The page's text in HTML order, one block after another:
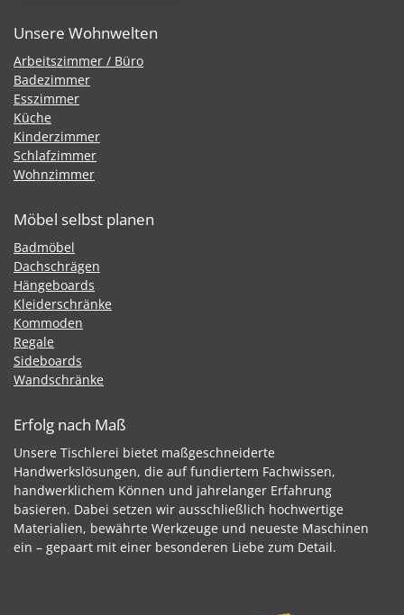
Unsere Wohnwelten
Arbeitszimmer / Büro
Badezimmer
Esszimmer
Küche
Kinderzimmer
Schlafzimmer
Wohnzimmer
Möbel selbst planen
Badmöbel
Dachschrägen
Hängeboards
Kleiderschränke
Kommoden
Regale
Sideboards
Wandschränke
Erfolg nach Maß
Unsere Tischlerei bietet maßgeschneiderte
Handwerkslösungen, die auf fundiertem Fachwissen,
handwerklichem Können und jahrelanger Erfahrung
basieren. Dabei setzen wir ausschließlich hochwertige
Materialien, bewährte Werkzeuge und neueste Maschinen
ein – gepaart mit einer besonderen Liebe zum Detail.